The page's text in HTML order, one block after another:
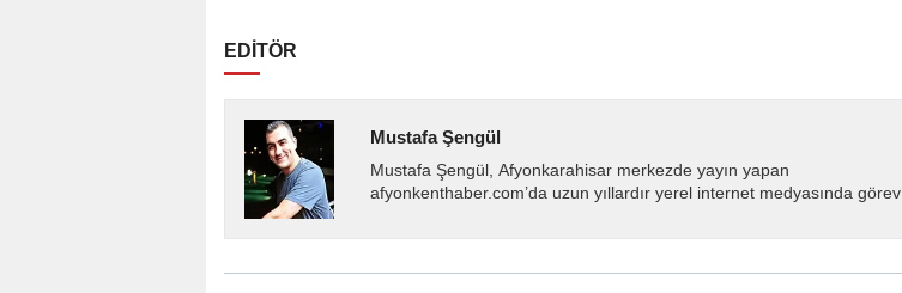
EDİTÖR
Mustafa Şengül
Mustafa Şengül, Afyonkarahisar merkezde yayın yapan
afyonkenthaber.com’da uzun yıllardır yerel internet medyasında görev